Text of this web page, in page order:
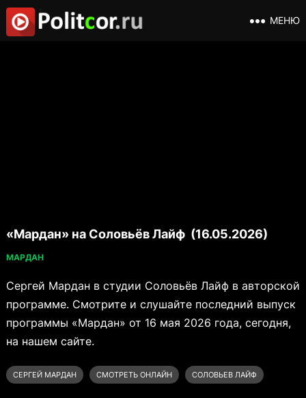
МЕНЮ
«Мардан» на Соловьёв Лайф (16.05.2026)
МАРДАН
Сергей Мардан в студии Соловьёв Лайф в авторской
программе. Смотрите и слушайте последний выпуск
программы «Мардан» от 16 мая 2026 года, сегодня,
на нашем сайте.
СЕРГЕЙ МАРДАН СМОТРЕТЬ ОНЛАЙН СОЛОВЬЕВ ЛАЙФ